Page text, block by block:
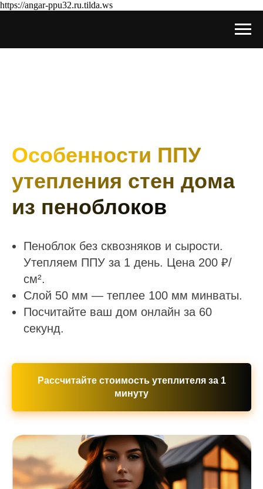
https://angar-ppu32.ru.tilda.ws
Особенности ППУ
утепления стен дома
из пеноблоков
Пеноблок без сквозняков и сырости.
Утепляем ППУ за 1 день. Цена 200 ₽/
см².
Слой 50 мм — теплее 100 мм минваты.
Посчитайте ваш дом онлайн за 60
секунд.
Рассчитайте стоимость утеплителя за 1
минуту